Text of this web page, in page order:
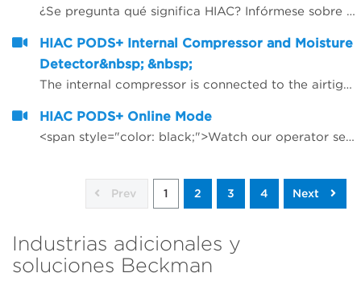
¿Se pregunta qué significa HIAC? Infórmese sobre la marca que está detrás de nuestra innovadora línea de productos para recuento de partículas en líquido.
HIAC PODS+ Internal Compressor and Moisture
Detector&nbsp; &nbsp;
The internal compressor is connected to the airtight chamber/flow path in the HIAC PODS+. Air is compressed within the chamber that force bubbles to be compressed below sensor detection; thus, bubbles are not counted as particles as they pass by the laser and sensor. The internal Moisture Detector is an add on feature that monitors RH% with every run.
HIAC PODS+ Online Mode
<span style="color: black;">Watch our operator setup the PODS+ in Online Mode</span>
Prev 1 2 3 4 Next
Industrias adicionales y
soluciones Beckman